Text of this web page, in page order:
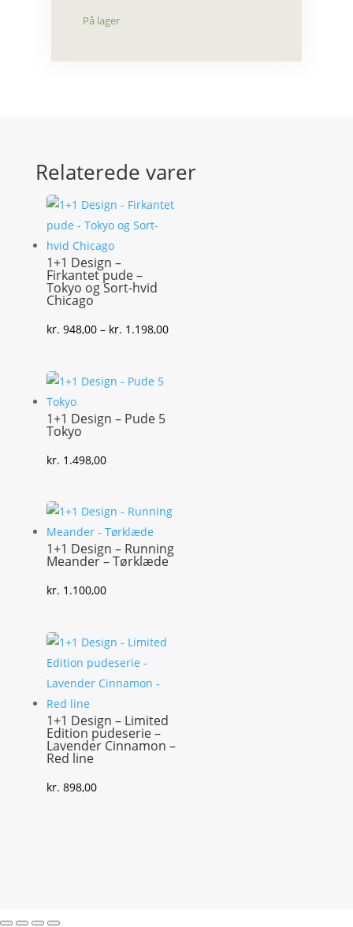
På lager
Relaterede varer
1+1 Design –
Firkantet pude –
Tokyo og Sort-hvid
Chicago
kr. 948,00 – kr. 1.198,00Prisinterval:
1+1 Design – Pude 5
Tokyo
kr. 1.498,00
1+1 Design – Running
Meander – Tørklæde
kr. 1.100,00
1+1 Design – Limited
Edition pudeserie –
Lavender Cinnamon –
Red line
kr. 898,00